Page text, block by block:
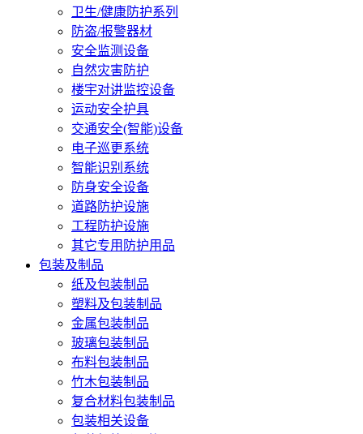
卫生/健康防护系列
防盗/报警器材
安全监测设备
自然灾害防护
楼宇对讲监控设备
运动安全护具
交通安全(智能)设备
电子巡更系统
智能识别系统
防身安全设备
道路防护设施
工程防护设施
其它专用防护用品
包装及制品
纸及包装制品
塑料及包装制品
金属包装制品
玻璃包装制品
布料包装制品
竹木包装制品
复合材料包装制品
包装相关设备